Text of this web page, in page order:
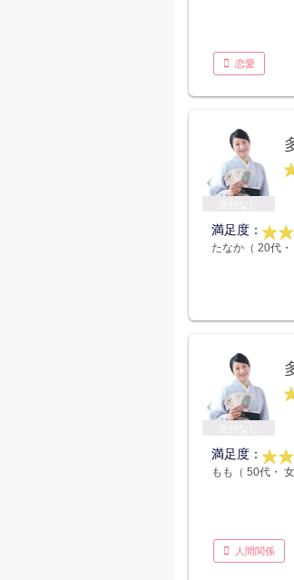
恋愛
満足度：
たなか（ 20代・
満足度：
もも（ 50代・ 女
人間関係